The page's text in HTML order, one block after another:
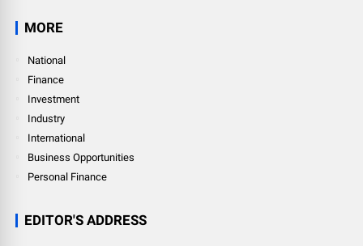
MORE
National
Finance
Investment
Industry
International
Business Opportunities
Personal Finance
EDITOR'S ADDRESS